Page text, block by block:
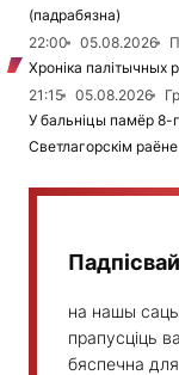
(падрабязна)
22:00
05.08.2026
Хроніка палітычных
21:15
05.08.2026
У бальніцы памёр 8-
Светлагорскім раёне
на нашы
прапусціць
бяспечна